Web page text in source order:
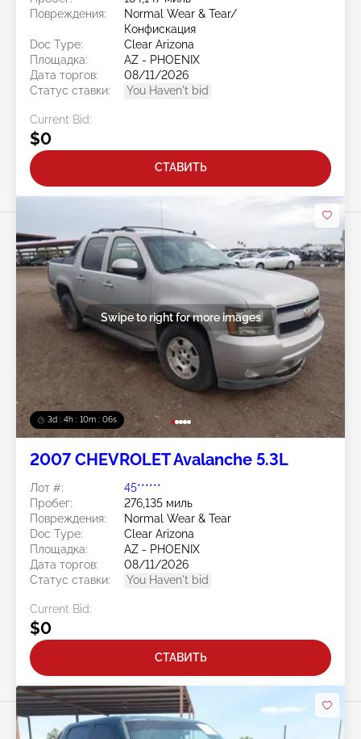
Повреждения:
Normal Wear & Tear/
Конфискация
Doc Type:
Clear Arizona
Площадка:
AZ - PHOENIX
Дата торгов:
08/11/2026
Статус ставки:
You Haven't bid
Current Bid:
$0
СТАВИТЬ
3d : 4h : 10m : 03s
Swipe to right for more images
2007 CHEVROLET Avalanche 5.3L
Лот #:
45******
Пробег:
276,135 миль
Повреждения:
Normal Wear & Tear
Doc Type:
Clear Arizona
Площадка:
AZ - PHOENIX
Дата торгов:
08/11/2026
Статус ставки:
You Haven't bid
Current Bid:
$0
СТАВИТЬ